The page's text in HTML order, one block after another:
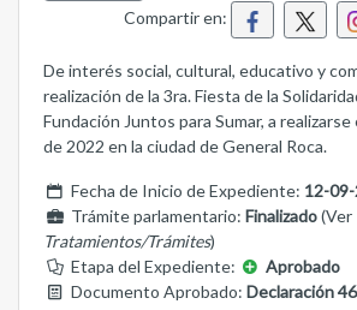
Compartir en:
De interés social, cultural, educativo y
realización de la 3ra. Fiesta de la
Fundación Juntos para Sumar, a
de 2022 en la ciudad de General Roca.
Fecha de Inicio de Expediente: 12-
Trámite parlamentario: Finalizado(Ver
Tratamientos/Trámites)
Etapa del Expediente:
Aprobado
Documento Aprobado: Declaración